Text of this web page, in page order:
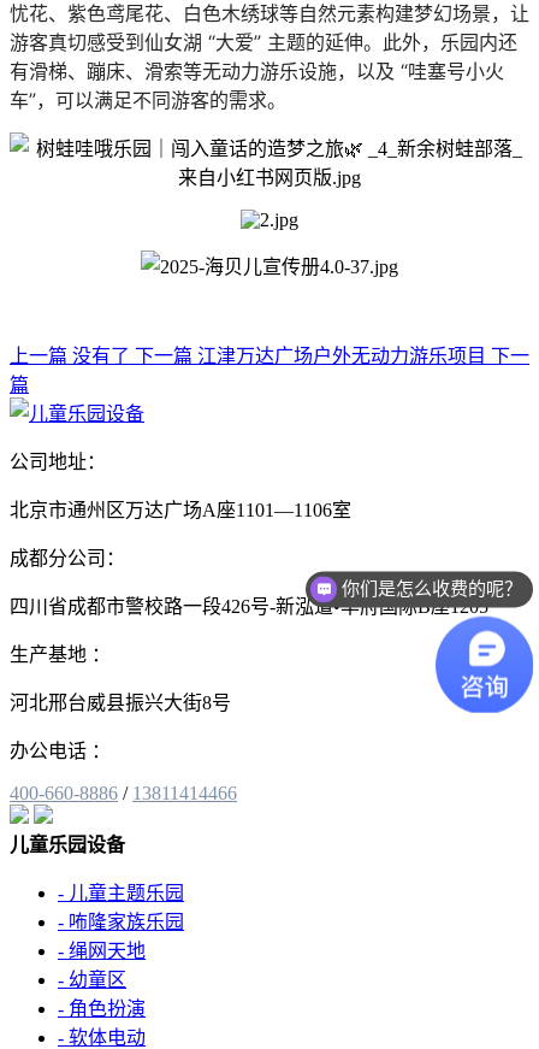
忧花、紫色鸢尾花、白色木绣球等自然元素构建梦幻场景，让
游客真切感受到仙女湖 “大爱” 主题的延伸。此外，乐园内还
有滑梯、蹦床、滑索等无动力游乐设施，以及 “哇塞号小火
车”，可以满足不同游客的需求。
上一篇 没有了 下一篇 江津万达广场户外无动力游乐项目 下一
篇
公司地址：
北京市通州区万达广场A座1101—1106室
成都分公司：
四川省成都市警校路一段426号-新泓道•华府国际B座1205
生产基地 ：
河北邢台威县振兴大街8号
办公电话 ：
400-660-8886 / 13811414466
儿童乐园设备
- 儿童主题乐园
- 咘隆家族乐园
- 绳网天地
- 幼童区
- 角色扮演
- 软体电动
你们是怎么收费的呢？
现在有优惠活动么？